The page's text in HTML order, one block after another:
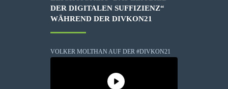
DER DIGITALEN SUFFIZIENZ“
WÄHREND DER DIVKON21
VOLKER MOLTHAN AUF DER #DIVKON21